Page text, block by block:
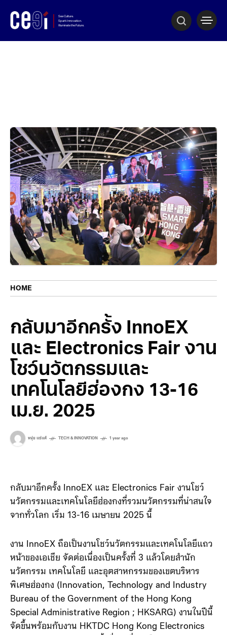
HOME
กลับมาอีกครั้ง InnoEX
และ Electronics Fair งาน
โชว์นวัตกรรมและ
เทคโนโลยีฮ่องกง 13-16
เม.ย. 2025
หนุ่ย แซ่แต้ TECH & INNOVATION 1 year ago
กลับมาอีกครั้ง InnoEX และ Electronics Fair งานโชว์
นวัตกรรมและเทคโนโลยีฮ่องกงที่รวมนวัตกรรมที่น่าสนใจ
จากทั่วโลก เริ่ม 13-16 เมษายน 2025 นี้
งาน InnoEX ถือเป็นงานโชว์นวัตกรรมและเทคโนโลยีแถว
หน้าของเอเชีย จัดต่อเนื่องเป็นครั้งที่ 3 แล้วโดยสำนัก
นวัตกรรม เทคโนโลยี และอุตสาหกรรมของเขตบริหาร
พิเศษฮ่องกง (Innovation, Technology and Industry
Bureau of the Government of the Hong Kong
Special Administrative Region ; HKSARG) งานในปีนี้
จัดขึ้นพร้อมกับงาน HKTDC Hong Kong Electronics